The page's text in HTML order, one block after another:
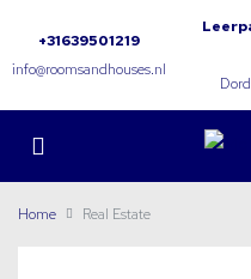
+31639501219
info@roomsandhouses.nl
Home Real Estate